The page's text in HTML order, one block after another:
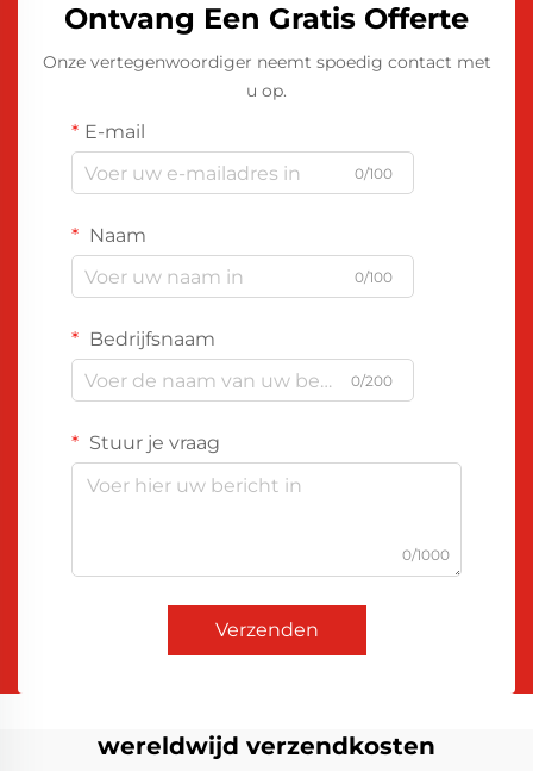
Ontvang Een Gratis Offerte
Onze vertegenwoordiger neemt spoedig contact met
u op.
E-mail
0/100
Naam
0/100
Bedrijfsnaam
0/200
Stuur je vraag
0/1000
Verzenden
wereldwijd verzendkosten